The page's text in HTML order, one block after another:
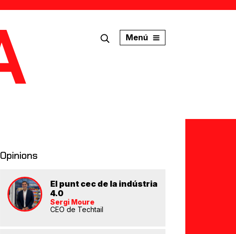
Menú
Opinions
El punt cec de la indústria
4.0
Sergi Moure
CEO de Techtail